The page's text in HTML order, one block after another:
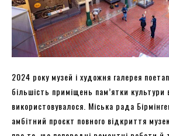
2024 року музей і художня галерея
більшість приміщень пам’ятки культури
використовувалося. Міська рада
амбітний проєкт повного відкриття